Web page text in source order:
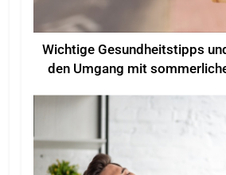
Wichtige Gesundheitstipps
den Umgang mit